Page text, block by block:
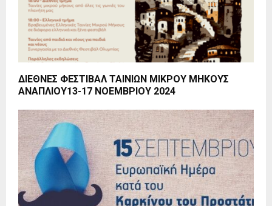
ΔΙΕΘΝΕΣ ΦΕΣΤΙΒΑΛ ΤΑΙΝΙΩΝ ΜΙΚΡΟΥ ΜΗΚΟΥΣ
ΑΝΑΠΛΙΟΥ13-17 ΝΟΕΜΒΡΙΟΥ 2024